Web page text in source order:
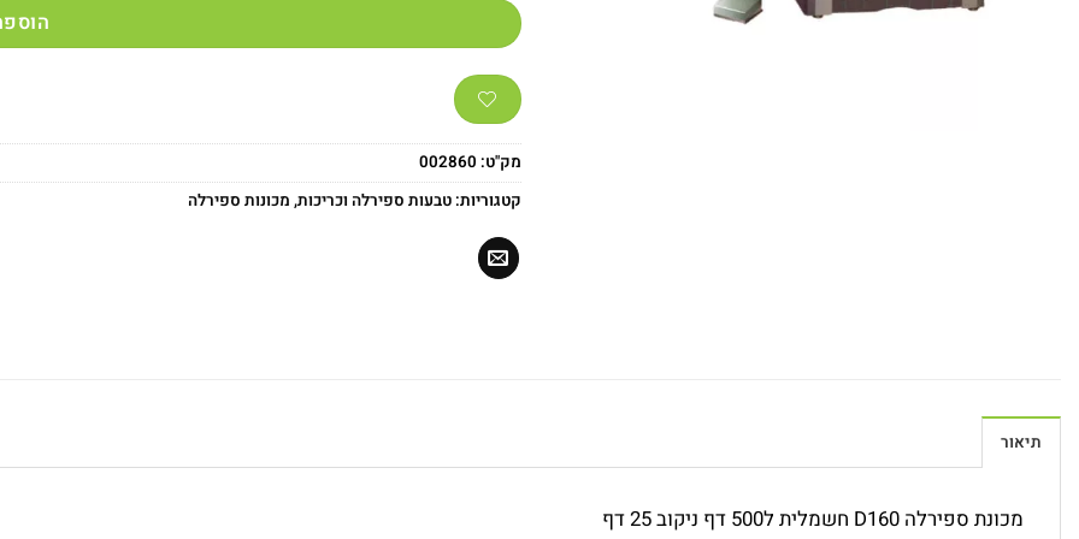
מק"ט: 002860
קטגוריות: טבעות ספירלה וכריכות, מכונות ספירלה
תיאור
מכונת ספירלה D160 חשמלית ל500 דף ניקוב 25 דף